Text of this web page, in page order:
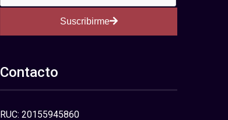
Suscribirme
Contacto
RUC: 20155945860